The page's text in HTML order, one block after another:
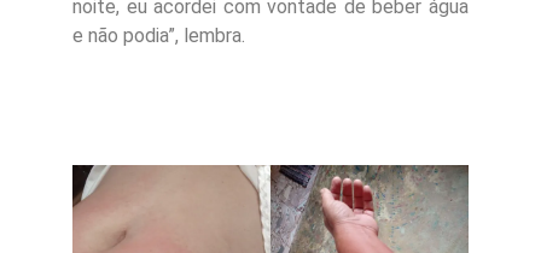
noite, eu acordei com vontade de beber água
e não podia”, lembra.